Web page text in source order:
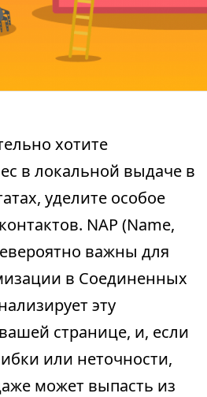
хотите
в локальной выдаче в
уделите особое
NAP (Name,
важны для
в Соединенных
эту
странице, и, если
или неточности,
может выпасть из